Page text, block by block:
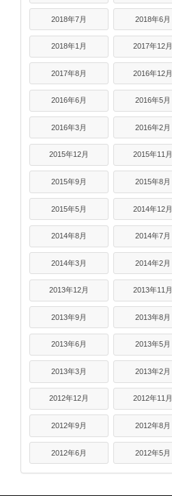
2018年7月 2018年6月
2018年1月 2017年12月
2017年8月 2016年12月
2016年6月 2016年5月
2016年3月 2016年2月
2015年12月 2015年11月
2015年9月 2015年8月
2015年5月 2014年12月
2014年8月 2014年7月
2014年3月 2014年2月
2013年12月 2013年11月
2013年9月 2013年8月
2013年6月 2013年5月
2013年3月 2013年2月
2012年12月 2012年11月
2012年9月 2012年8月
2012年6月 2012年5月